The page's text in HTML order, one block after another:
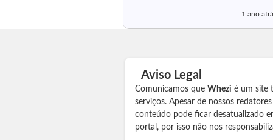
1 ano
Aviso Legal
Comunicamos que Whezi é um site
serviços. Apesar de nossos
conteúdo pode ficar desatualizado
portal, por isso não nos